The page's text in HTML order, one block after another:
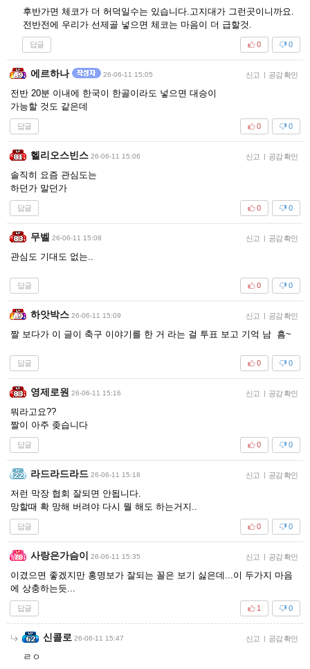
후반가면 체코가 더 허덕일수는 있습니다.고지대가 그런곳이니까요.
전반전에 우리가 선제골 넣으면 체코는 마음이 더 급할것.
답글 0
0
에르하나 26-06-11 15:05 신고 | 공감 확인
전반 20분 이내에 한국이 한골이라도 넣으면 대승이
가능할 것도 같은데
답글 0
0
헬리오스빈스 26-06-11 15:06 신고 | 공감 확인
솔직히 요즘 관심도는
하던가 말던가
답글 0
0
무벨 26-06-11 15:08 신고 | 공감 확인
관심도 기대도 없는..
답글 0
0
하앗박스 26-06-11 15:09 신고 | 공감 확인
짤 보다가 이 글이 축구 이야기를 한 거 라는 걸 투표 보고 기억 남 흠~
답글 0
0
영제로원 26-06-11 15:16 신고 | 공감 확인
뭐라고요??
짤이 아주 좆습니다
답글 0
0
라드라드라드 26-06-11 15:18 신고 | 공감 확인
저런 막장 협회 잘되면 안됩니다.
망할때 확 망해 버려야 다시 뭘 해도 하는거지..
답글 0
0
사랑은가슴이 26-06-11 15:35 신고 | 공감 확인
이겼으면 좋겠지만 홍명보가 잘되는 꼴은 보기 싫은데...이 두가지 마음
에 상충하는듯...
답글 0
1
신콜로 26-06-11 15:47 신고 | 공감 확인
ㄹㅇ